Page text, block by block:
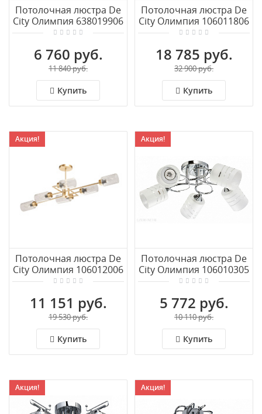
Потолочная люстра De
City Олимпия 638019906
6 760 руб.
11 840 руб.
Купить
Потолочная люстра De
City Олимпия 106011806
18 785 руб.
32 900 руб.
Купить
Акция!
Потолочная люстра De
City Олимпия 106012006
11 151 руб.
19 530 руб.
Купить
Акция!
Потолочная люстра De
City Олимпия 106010305
5 772 руб.
10 110 руб.
Купить
Акция! Акция!